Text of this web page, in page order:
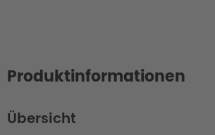
Produktinformationen
Übersicht